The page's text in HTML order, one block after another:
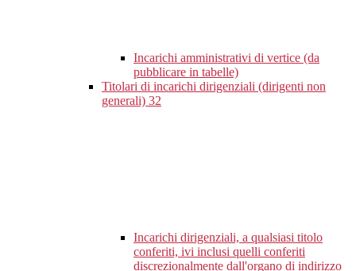
Incarichi amministrativi di vertice (da
pubblicare in tabelle)
Titolari di incarichi dirigenziali (dirigenti non
generali) 32
Incarichi dirigenziali, a qualsiasi titolo
conferiti, ivi inclusi quelli conferiti
discrezionalmente dall'organo di indirizzo